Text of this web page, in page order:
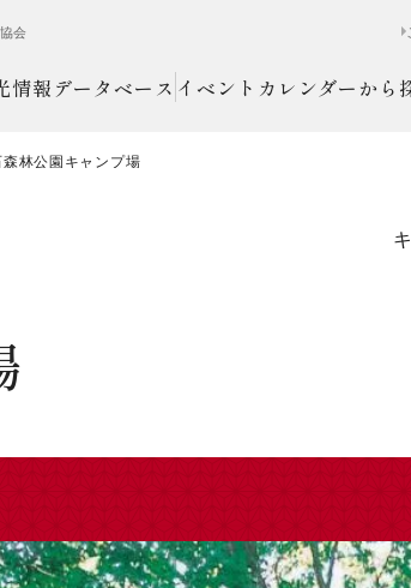
会
情報データベース イベントカレンダーから
林公園キャンプ場